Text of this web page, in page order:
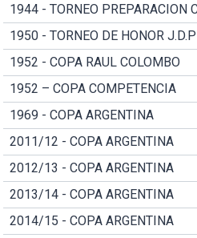
1944 - TORNEO PREPARACION
1950 - TORNEO DE HONOR
1952 - COPA RAUL COLOMBO
1952 – COPA COMPETENCIA
1969 - COPA ARGENTINA
2011/12 - COPA ARGENTINA
2012/13 - COPA ARGENTINA
2013/14 - COPA ARGENTINA
2014/15 - COPA ARGENTINA